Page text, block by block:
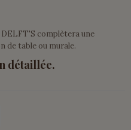
complètera une
de table ou murale.
détaillée.